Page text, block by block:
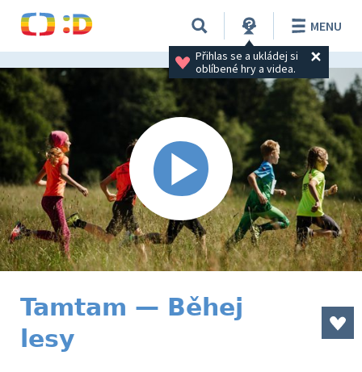
Přihlas se a ukládej si
oblíbené hry a videa.
MENU
Tamtam — Běhej
lesy